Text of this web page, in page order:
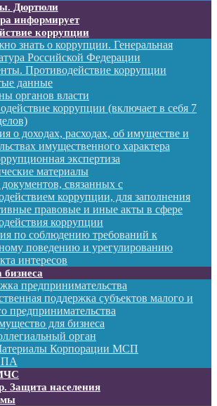
Дюртюли
информирует
коррупции
знать о коррупции. Генеральная
Российской Федерации
Противодействие коррупции
данные
органов власти
коррупции (включает в себя 7
о доходах, расходах, об имуществе и
имущественного характера
экспертиза
материалы
связанных с
коррупции, для заполнения
правовые и иные акты в сфере
коррупции
по соблюдению требований к
поведению и урегулированию
интересов
предпринимательства
поддержка субъектов малого и
предпринимательства
для бизнеса
орган
Корпорации МСП
Защита населения